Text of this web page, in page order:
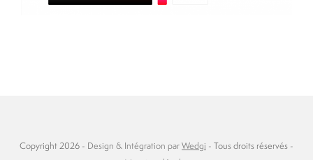
Copyright 2026 - Design & Intégration parWedgi - Tous droits réservés -